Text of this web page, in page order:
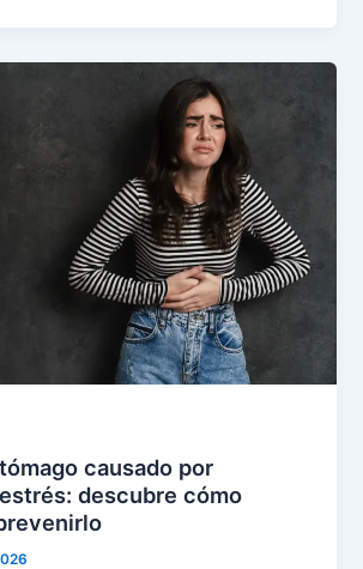
causado por
descubre cómo